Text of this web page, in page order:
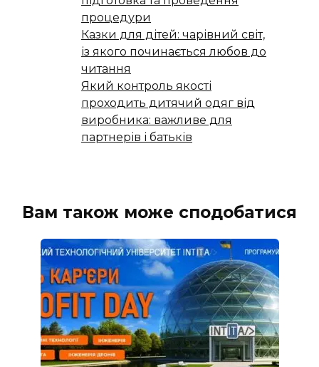
процедури
Казки для дітей: чарівний світ,
із якого починається любов до
читання
Який контроль якості
проходить дитячий одяг від
виробника: важливе для
партнерів і батьків
Вам також може сподобатися